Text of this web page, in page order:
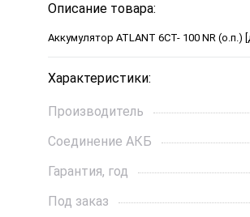
Описание товара:
Аккумулятор ATLANT 6СТ- 100 NR
Характеристики:
Производитель
Соединение АКБ
Гарантия, год
Под заказ